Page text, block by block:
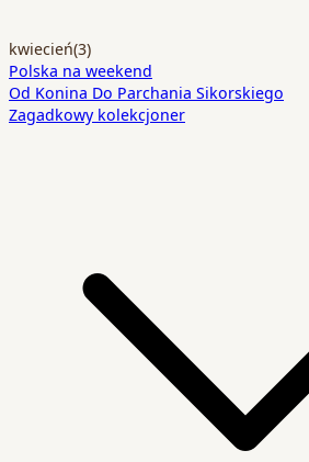
kwiecień(3)
Polska na weekend
Od Konina Do Parchania Sikorskiego
Zagadkowy kolekcjoner